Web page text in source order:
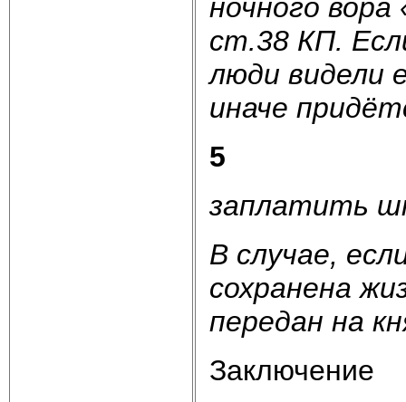
ночного
ст.38 КП.
люди видели
иначе
5
заплатить
В случае,
сохранена
передан на
Заключение